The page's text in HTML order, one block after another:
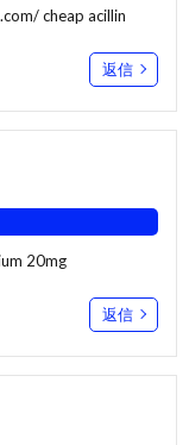
cheap acillin
返信
20mg
返信